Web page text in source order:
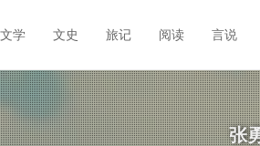
文学 文史 旅记 阅读 言说
张